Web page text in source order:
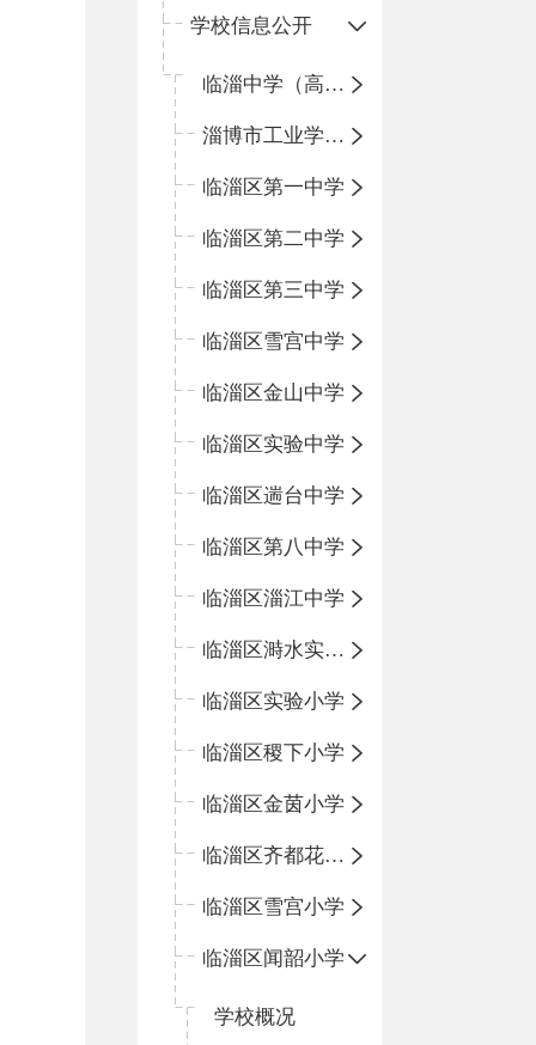
学校信息公开
临淄中学（高中）
淄博市工业学校（中职学校）
临淄区第一中学
临淄区第二中学
临淄区第三中学
临淄区雪宫中学
临淄区金山中学
临淄区实验中学
临淄区遄台中学
临淄区第八中学
临淄区淄江中学
临淄区溡水实验学校
临淄区实验小学
临淄区稷下小学
临淄区金茵小学
临淄区齐都花园小学
临淄区雪宫小学
临淄区闻韶小学
学校概况